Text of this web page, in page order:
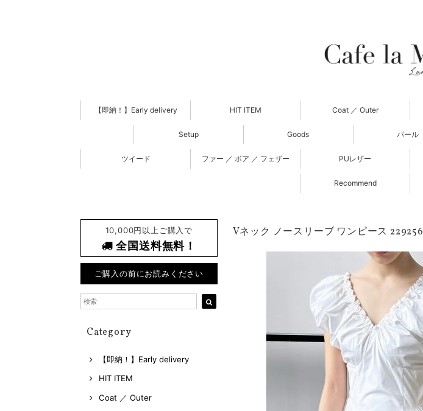
【即納！】Early delivery HIT ITEM Coat ／ Outer
Setup Goods パール
ツイード ファー ／ ボア ／ フェザー PUレザー
Recommend
10,000円以上ご購入で
全国送料無料！
ご購入の前にお読みください
Category
【即納！】Early delivery
HIT ITEM
Coat ／ Outer
Vネック ノースリーブ ワンピース 229256